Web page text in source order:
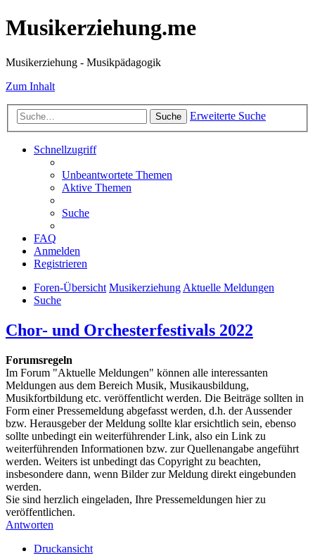
Musikerziehung.me
Musikerziehung - Musikpädagogik
Zum Inhalt
Suche Erweiterte Suche
Schnellzugriff
Unbeantwortete Themen
Aktive Themen
Suche
FAQ
Anmelden
Registrieren
Foren-Übersicht MusikerziehungAktuelle Meldungen
Suche
Chor- und Orchesterfestivals 2022
Forumsregeln
Im Forum "Aktuelle Meldungen" können alle interessanten
Meldungen aus dem Bereich Musik, Musikausbildung,
Musikfortbildung etc. veröffentlicht werden. Die Beiträge sollten in
Form einer Pressemeldung abgefasst werden, d.h. der Aussender
bzw. Herausgeber der Meldung sollte klar ersichtlich sein, ebenso
sollte unbedingt ein weiterführender Link, also ein Link zu
weiterführenden Informationen bzw. zur Quellenangabe angeführt
werden. Weiters ist unbedingt das Copyright zu beachten,
insbesondere dann, wenn Bilder zur Meldung direkt eingebunden
werden.
Sie sind herzlich eingeladen, Ihre Pressemeldungen hier zu
veröffentlichen.
Antworten
Druckansicht